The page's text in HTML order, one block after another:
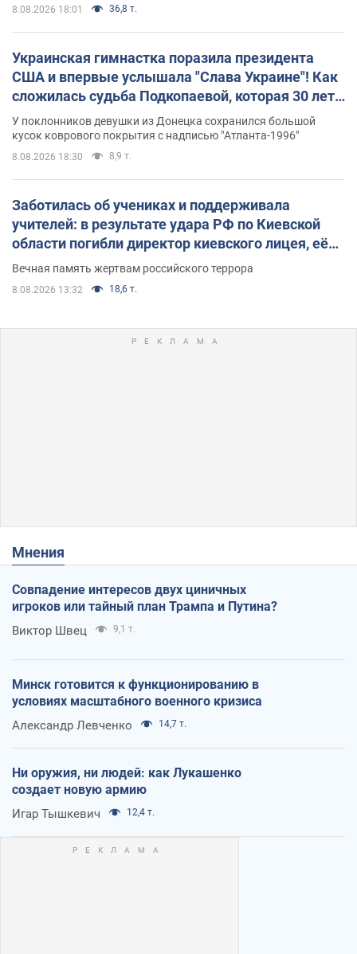
8.08.2026 18:01 36,8 т.
Украинская гимнастка поразила президента
США и впервые услышала "Слава Украине"! Как
сложилась судьба Подкопаевой, которая 30 лет
назад завоевала "золото" Олимпиады
У поклонников девушки из Донецка сохранился большой
кусок коврового покрытия с надписью "Атланта-1996"
8.08.2026 18:30 8,9 т.
Заботилась об учениках и поддерживала
учителей: в результате удара РФ по Киевской
области погибли директор киевского лицея, её
муж и внук
Вечная память жертвам российского террора
8.08.2026 13:32 18,6 т.
Мнения
Совпадение интересов двух циничных
игроков или тайный план Трампа и Путина?
Виктор Швец 9,1 т.
Минск готовится к функционированию в
условиях масштабного военного кризиса
Александр Левченко 14,7 т.
Ни оружия, ни людей: как Лукашенко
создает новую армию
Игар Тышкевич 12,4 т.